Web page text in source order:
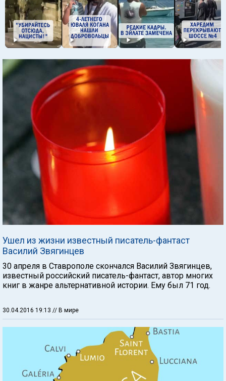
Ушел из жизни известный писатель-фантаст
Василий Звягинцев
30 апреля в Ставрополе скончался Василий Звягинцев,
известный российский писатель-фантаст, автор многих
книг в жанре альтернативной истории. Ему был 71 год.
30.04.2016 19:13 // В мире